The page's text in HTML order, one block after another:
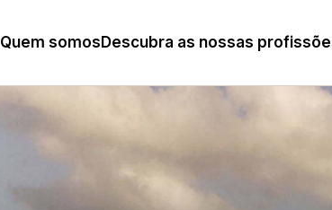
Quem somos Descubra as nossas